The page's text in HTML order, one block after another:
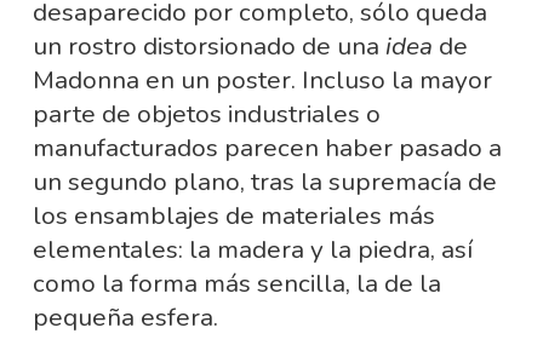
desaparecido por completo, sólo queda
un rostro distorsionado de una idea de
Madonna en un poster. Incluso la mayor
parte de objetos industriales o
manufacturados parecen haber pasado a
un segundo plano, tras la supremacía de
los ensamblajes de materiales más
elementales: la madera y la piedra, así
como la forma más sencilla, la de la
pequeña esfera.